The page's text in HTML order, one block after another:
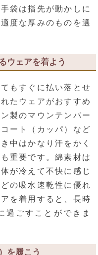
袋は指先が動かしに
度な厚みのものを選
ウェアを着よう
もすぐに払い落とせ
たウェアがおすすめ
製のマウンテンパー
ート（カッパ）など
中はかなり汗をかく
重要です。綿素材は
が冷えて不快に感じ
の吸水速乾性に優れ
を着用すると、長時
過ごすことができま
を履こう